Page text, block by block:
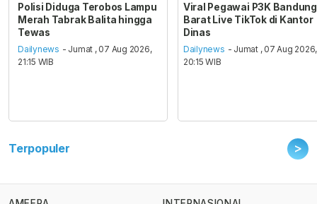
Polisi Diduga Terobos Lampu
Merah Tabrak Balita hingga
Tewas
Dailynews - Jumat , 07 Aug 2026,
21:15 WIB
Viral Pegawai P3K Bandung
Barat Live TikTok di Kantor
Dinas
Dailynews - Jumat , 07 Aug 2026,
20:15 WIB
Terpopuler >